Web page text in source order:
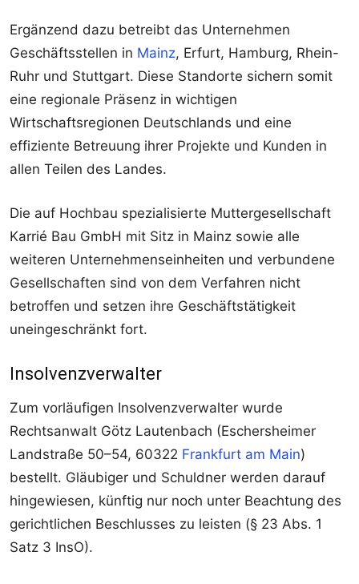
Ergänzend dazu betreibt das Unternehmen
Geschäftsstellen in Mainz, Erfurt, Hamburg, Rhein-
Ruhr und Stuttgart. Diese Standorte sichern somit
eine regionale Präsenz in wichtigen
Wirtschaftsregionen Deutschlands und eine
effiziente Betreuung ihrer Projekte und Kunden in
allen Teilen des Landes.
Die auf Hochbau spezialisierte Muttergesellschaft
Karrié Bau GmbH mit Sitz in Mainz sowie alle
weiteren Unternehmenseinheiten und verbundene
Gesellschaften sind von dem Verfahren nicht
betroffen und setzen ihre Geschäftstätigkeit
uneingeschränkt fort.
Insolvenzverwalter
Zum vorläufigen Insolvenzverwalter wurde
Rechtsanwalt Götz Lautenbach (Eschersheimer
Landstraße 50–54, 60322 Frankfurt am Main)
bestellt. Gläubiger und Schuldner werden darauf
hingewiesen, künftig nur noch unter Beachtung des
gerichtlichen Beschlusses zu leisten (§ 23 Abs. 1
Satz 3 InsO).